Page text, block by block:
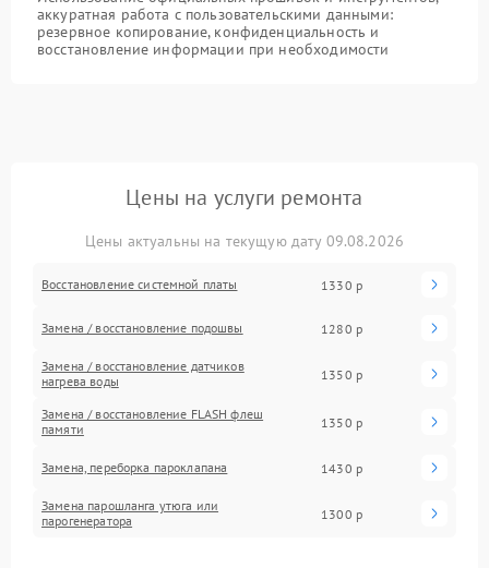
аккуратная работа с пользовательскими данными:
резервное копирование, конфиденциальность и
восстановление информации при необходимости
Цены на услуги ремонта
Цены актуальны на текущую дату 09.08.2026
Восстановление системной платы 1330 р
Замена / восстановление подошвы 1280 р
Замена / восстановление датчиков
нагрева воды
1350 р
Замена / восстановление FLASH флеш
памяти
1350 р
Замена, переборка пароклапана 1430 р
Замена парошланга утюга или
парогенератора
1300 р